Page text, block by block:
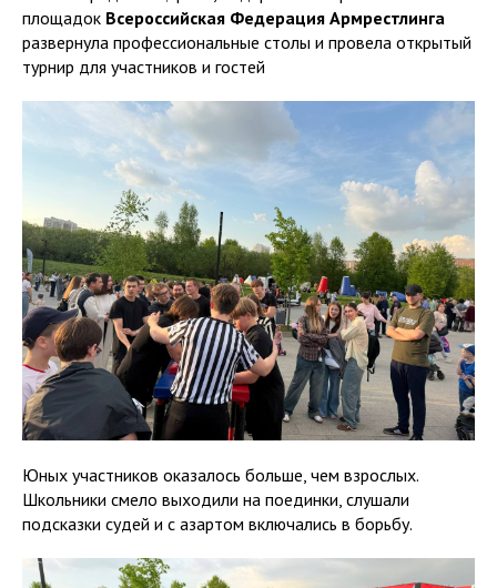
площадок Всероссийская Федерация Армрестлинга
развернула профессиональные столы и провела открытый
турнир для участников и гостей
Юных участников оказалось больше, чем взрослых.
Школьники смело выходили на поединки, слушали
подсказки судей и с азартом включались в борьбу.